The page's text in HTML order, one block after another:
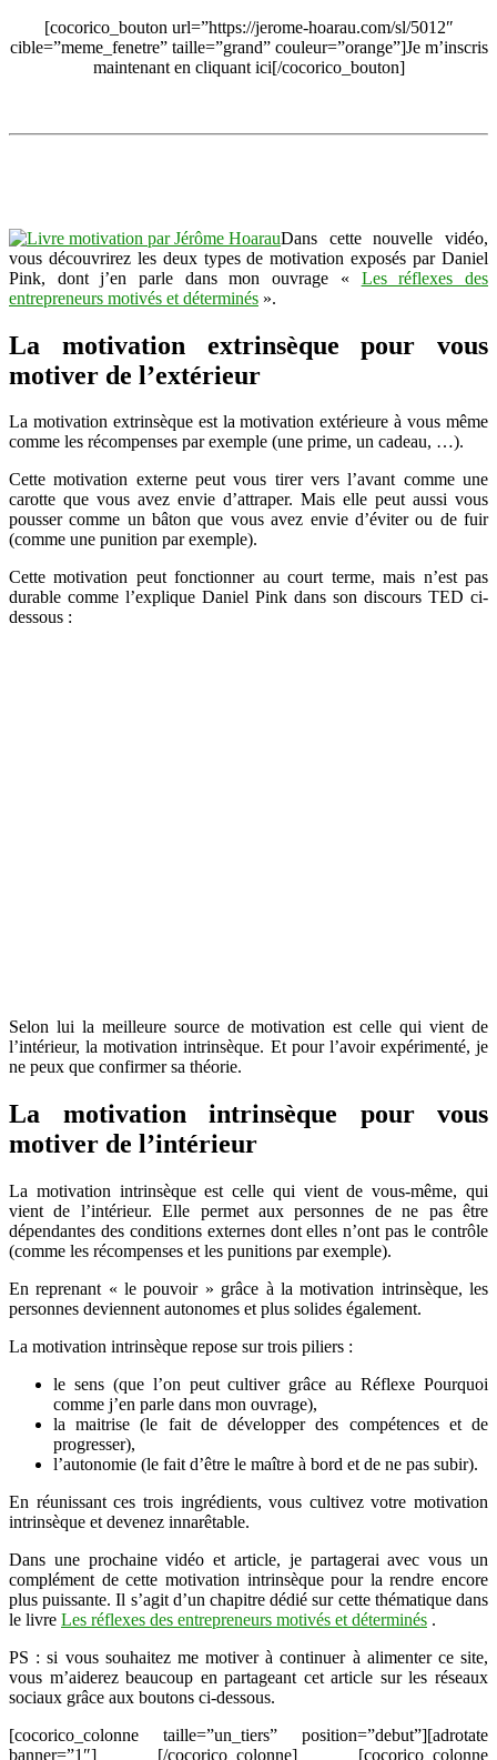
[cocorico_bouton url=”https://jerome-hoarau.com/sl/5012″
cible=”meme_fenetre” taille=”grand” couleur=”orange”]Je m’inscris
maintenant en cliquant ici[/cocorico_bouton]
Dans cette nouvelle vidéo,
vous découvrirez les deux types de motivation exposés par Daniel
Pink, dont j’en parle dans mon ouvrage « Les réflexes des
entrepreneurs motivés et déterminés ».
La motivation extrinsèque pour vous
motiver de l’extérieur
La motivation extrinsèque est la motivation extérieure à vous même
comme les récompenses par exemple (une prime, un cadeau, …).
Cette motivation externe peut vous tirer vers l’avant comme une
carotte que vous avez envie d’attraper. Mais elle peut aussi vous
pousser comme un bâton que vous avez envie d’éviter ou de fuir
(comme une punition par exemple).
Cette motivation peut fonctionner au court terme, mais n’est pas
durable comme l’explique Daniel Pink dans son discours TED ci-
dessous :
Selon lui la meilleure source de motivation est celle qui vient de
l’intérieur, la motivation intrinsèque. Et pour l’avoir expérimenté, je
ne peux que confirmer sa théorie.
La motivation intrinsèque pour vous
motiver de l’intérieur
La motivation intrinsèque est celle qui vient de vous-même, qui
vient de l’intérieur. Elle permet aux personnes de ne pas être
dépendantes des conditions externes dont elles n’ont pas le contrôle
(comme les récompenses et les punitions par exemple).
En reprenant « le pouvoir » grâce à la motivation intrinsèque, les
personnes deviennent autonomes et plus solides également.
La motivation intrinsèque repose sur trois piliers :
le sens (que l’on peut cultiver grâce au Réflexe Pourquoi
comme j’en parle dans mon ouvrage),
la maitrise (le fait de développer des compétences et de
progresser),
l’autonomie (le fait d’être le maître à bord et de ne pas subir).
En réunissant ces trois ingrédients, vous cultivez votre motivation
intrinsèque et devenez innarêtable.
Dans une prochaine vidéo et article, je partagerai avec vous un
complément de cette motivation intrinsèque pour la rendre encore
plus puissante. Il s’agit d’un chapitre dédié sur cette thématique dans
le livre Les réflexes des entrepreneurs motivés et déterminés .
PS : si vous souhaitez me motiver à continuer à alimenter ce site,
vous m’aiderez beaucoup en partageant cet article sur les réseaux
sociaux grâce aux boutons ci-dessous.
[cocorico_colonne taille=”un_tiers” position=”debut”][adrotate
banner=”1″] [/cocorico_colonne] [cocorico_colonne